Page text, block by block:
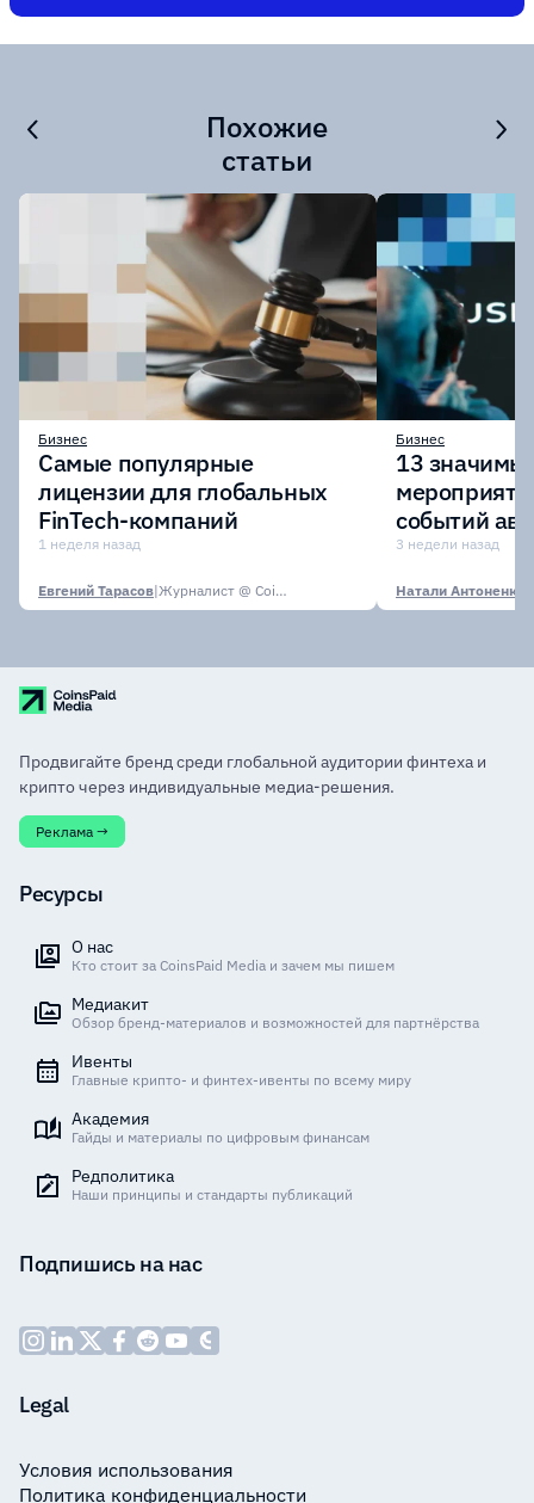
Похожие
статьи
Бизнес
Самые популярные
лицензии для глобальных
FinTech-компаний
1 неделя назад
Евгений Тарасов| Журналист @ CoinsPaid Media
Бизнес
13
событий
3 недели назад
Натали Антоненко
Продвигайте бренд среди глобальной аудитории финтеха и
крипто через индивидуальные медиа-решения.
Реклама →
Ресурсы
О нас
Кто стоит за CoinsPaid Media и зачем мы пишем
Медиакит
Обзор бренд-материалов и возможностей для партнёрства
Ивенты
Главные крипто- и финтех-ивенты по всему миру
Академия
Гайды и материалы по цифровым финансам
Редполитика
Наши принципы и стандарты публикаций
Подпишись на нас
Legal
Условия использования
Политика конфиденциальности